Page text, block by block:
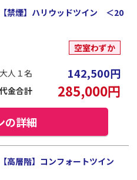
禁煙】ハリウッドツイン ＜20
空室わずか
大人１名 142,500円
金合計 285,000円
の詳細
高層階】コンフォートツイン